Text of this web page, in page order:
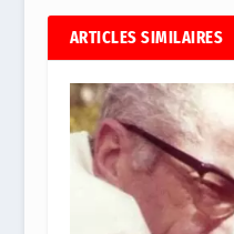
ARTICLES SIMILAIRES